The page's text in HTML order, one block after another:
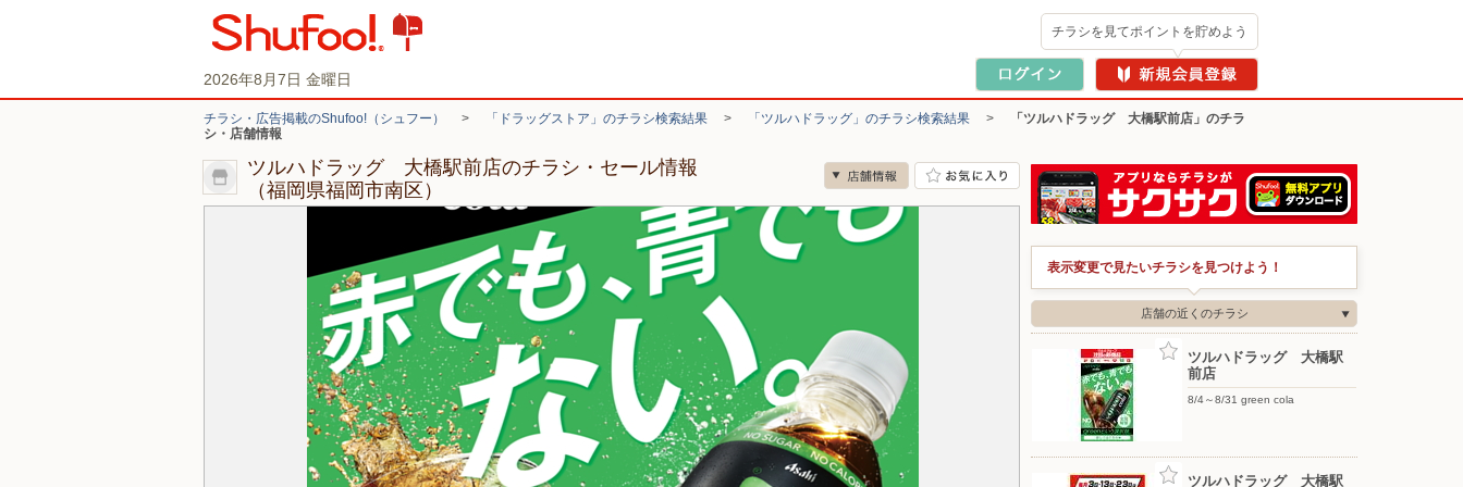
2026年8月7日 金曜日
チラシを見てポイントを貯めよう
チラシ・広告掲載のShufoo!（シュフー） > 「ドラッグストア」のチラシ検索結果 > 「ツルハドラッグ」のチラシ検索結果 >
「ツルハドラッグ 大橋駅前店」のチラ
シ・店舗情報
ツルハドラッグ 大橋駅前店のチラシ・セール情報
（福岡県福岡市南区）
表示変更で見たいチラシを見つけよう！
店舗の近くのチラシ
ツルハドラッグ 大橋駅
前店
8/4～8/31 green cola
ツルハドラッグ 大橋駅